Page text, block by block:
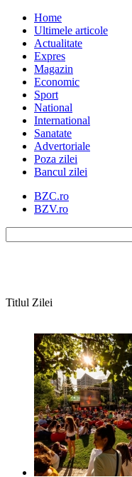
Home
Ultimele articole
Actualitate
Expres
Magazin
Economic
Sport
National
International
Sanatate
Advertoriale
Poza zilei
Bancul zilei
BZC.ro
BZV.ro
Titlul Zilei